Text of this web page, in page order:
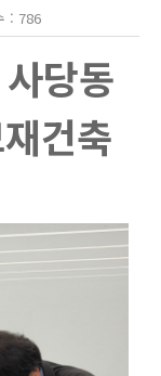
: 786
사당동
건축